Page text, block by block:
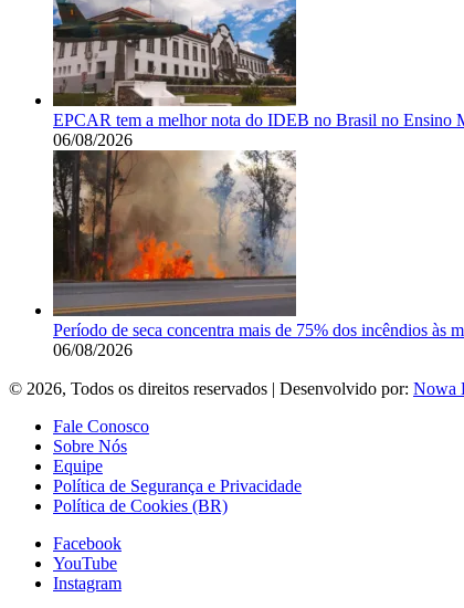
EPCAR tem a melhor nota do IDEB no Brasil no Ensino
06/08/2026
Período de seca concentra mais de 75% dos incêndios às
06/08/2026
© 2026, Todos os direitos reservados | Desenvolvido por: Nowa
Fale Conosco
Sobre Nós
Equipe
Política de Segurança e Privacidade
Política de Cookies (BR)
Facebook
YouTube
Instagram